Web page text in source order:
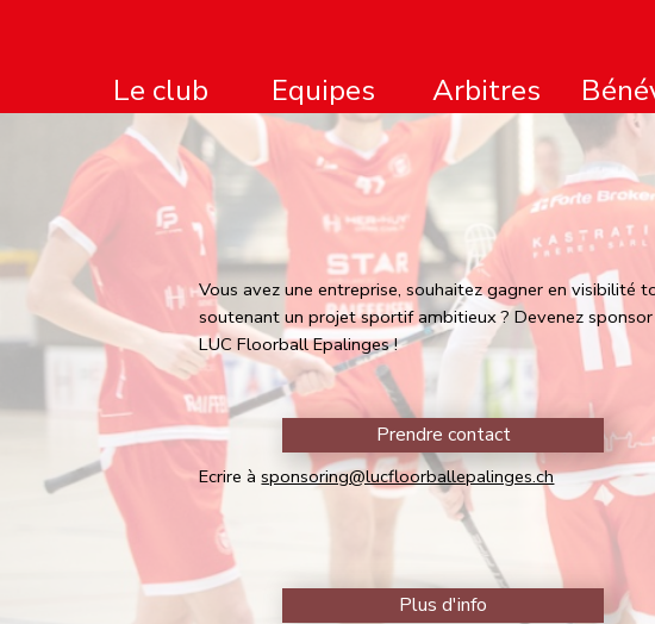
Le club Equipes Arbitres
Vous avez une entreprise, souhaitez gagner en visibilité
soutenant un projet sportif ambitieux ? Devenez
LUC Floorball Epalinges !
Plus d'info
Prendre contact
Ecrire àsponsoring@lucfloorballepalinges.ch